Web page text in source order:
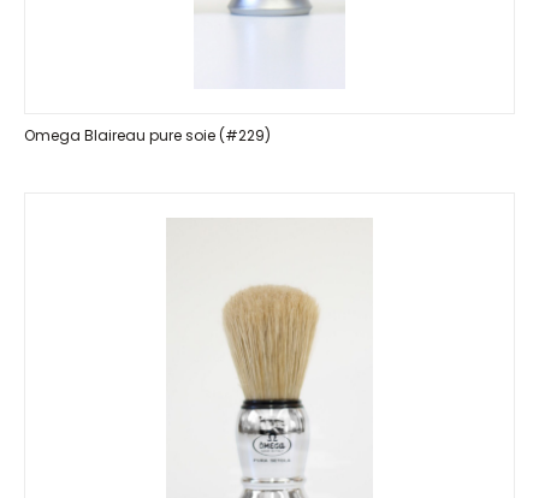
Omega Blaireau pure soie (#229)